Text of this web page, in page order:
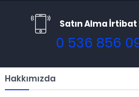
Satın Alma İrtibat
0 536 856
Hakkımızda